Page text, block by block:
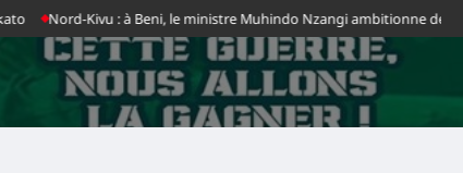
Nord-Kivu : à Beni, le ministre Muhindo Nzangi ambitionne de faire